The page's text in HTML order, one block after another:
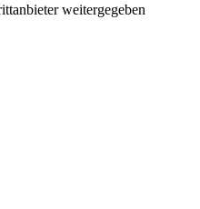
weitergegeben